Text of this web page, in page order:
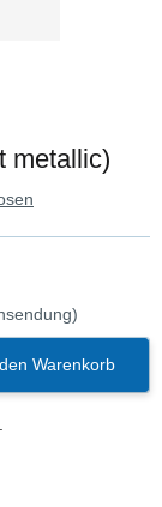
metallic)
Warenkorb